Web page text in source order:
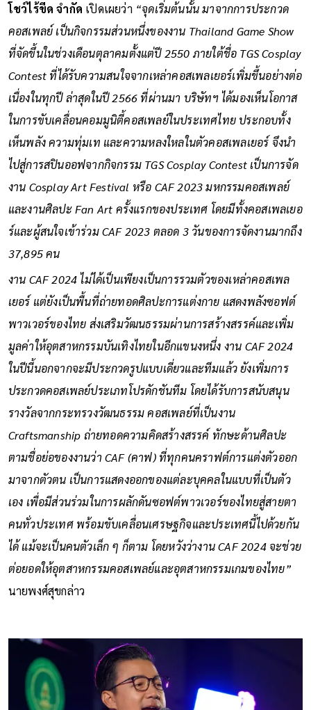
โชว์ไร้ขีด จำกัด เปิดเผยว่า “จุดเริ่มต้นนั้น มาจากการประกวด
คอสเพลย์ เป็นกิจกรรมส่วนหนึ่งของงาน Thailand Game Show
ที่จัดขึ้นในช่วงเดือนตุลาคมตั้งแต่ปี 2550 ภายใต้ชื่อ TGS Cosplay
Contest ที่ได้รับความสนใจจากเหล่าคอสเพลเยอร์เพิ่มขึ้นอย่างต่อ
เนื่องในทุกปี ล่าสุดในปี 2566 ที่ผ่านมา บริษัทฯ ได้มองเห็นโอกาส
ในการขับเคลื่อนคอมมูนิตี้คอสเพลย์ในประเทศไทย ประกอบทั้ง
เห็นพลัง ความทุ่มเท และความหลงใหลในตัวคอสเพลเยอร์ จึงนำ
ไปสู่การสปินออฟจากกิจกรรม TGS Cosplay Contest เป็นการจัด
งาน Cosplay Art Festival หรือ CAF 2023 มหกรรมคอสเพลย์
และงานศิลปะ Fan Art ครั้งแรกของประเทศ โดยมีทั้งคอสเพลเยอ
ร์และผู้สนใจเข้าร่วม CAF 2023 ตลอด 3 วันของการจัดงานมากถึง
37,895 คน
งาน CAF 2024 ไม่ได้เป็นเพียงเป็นการรวมตัวของเหล่าคอสเพล
เยอร์ แต่ยังเป็นพื้นที่ถ่ายทอดศิลปะการแต่งกาย แสดงพลังซอฟต์
พาวเวอร์ของไทย ส่งเสริมวัฒนธรรมผ่านการสร้างสรรค์และเพิ่ม
มูลค่าให้อุตสาหกรรมบันเทิงไทยในอีกแขนงหนึ่ง งาน CAF 2024
ในปีนี้นอกจากจะมีประกวดรูปแบบเดี่ยวและทีมแล้ว ยังเพิ่มการ
ประกวดคอสเพลย์ประเภทโปรดักชันทีม โดยได้รับการสนับสนุน
รางวัลจากกระทรวงวัฒนธรรม คอสเพลย์ที่เป็นงาน
Craftsmanship ถ่ายทอดความคิดสร้างสรรค์ ทักษะด้านศิลปะ
ตามชื่อย่อของงานว่า CAF (คาฟ) ที่ทุกคนคราฟต์การแต่งตัวออก
มาจากตัวตน เป็นการแสดงออกของแต่ละบุคคลในแบบที่เป็นตัว
เอง เพื่อมีส่วนร่วมในการผลักดันซอฟต์พาวเวอร์ของไทยสู่สายตา
คนทั่วประเทศ พร้อมขับเคลื่อนเศรษฐกิจและประเทศนี้ไปด้วยกัน
ได้ แม้จะเป็นคนตัวเล็ก ๆ ก็ตาม โดยหวังว่างาน CAF 2024 จะช่วย
ต่อยอดให้อุตสาหกรรมคอสเพลย์และอุตสาหกรรมเกมของไทย”
นายพงศ์สุขกล่าว